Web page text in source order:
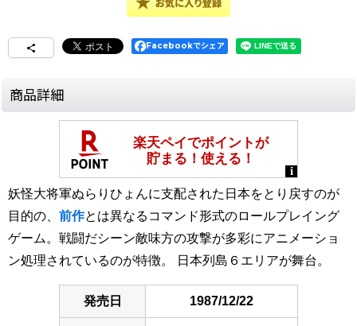
Facebookでシェア
商品詳細
妖怪大将軍ぬらりひょんに支配された日本をとり戻すのが
目的の、 前作とは異なるコマンド形式のロールプレイング
ゲーム。戦闘だシーン敵味方の攻撃が多彩にアニメーショ
ン処理されているのが特徴。 日本列島６エリアが舞台。
発売日 1987/12/22